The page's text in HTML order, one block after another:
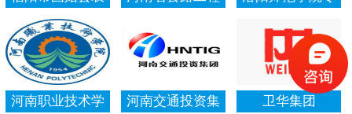
村信用社资产清
查审计
河南职业技术学
河南交通投资集
卫华集团